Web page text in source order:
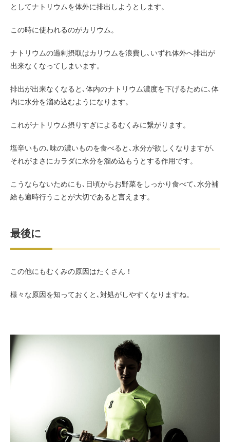
としてナトリウムを体外に排出しようとします。
この時に使われるのがカリウム。
ナトリウムの過剰摂取はカリウムを浪費し､いずれ体外へ排出が
出来なくなってしまいます。
排出が出来なくなると､体内のナトリウム濃度を下げるために､体
内に水分を溜め込むようになります。
これがナトリウム摂りすぎによるむくみに繋がります。
塩辛いもの､味の濃いものを食べると､水分が欲しくなりますが､
それがまさにカラダに水分を溜め込もうとする作用です。
こうならないためにも､日頃からお野菜をしっかり食べて､水分補
給も適時行うことが大切であると言えます。
最後に
この他にもむくみの原因はたくさん！
様々な原因を知っておくと､対処がしやすくなりますね。